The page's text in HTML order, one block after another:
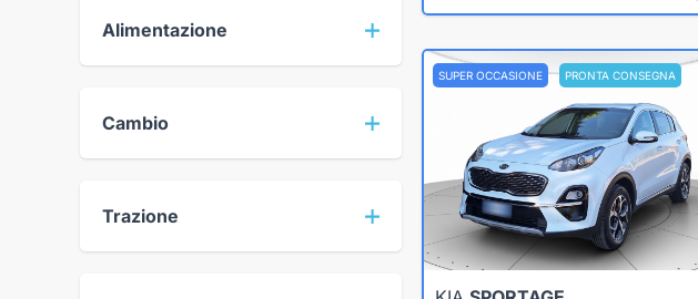
Alimentazione
Cambio
Trazione
SUPER OCCASIONE PRONTA CONSEGNA